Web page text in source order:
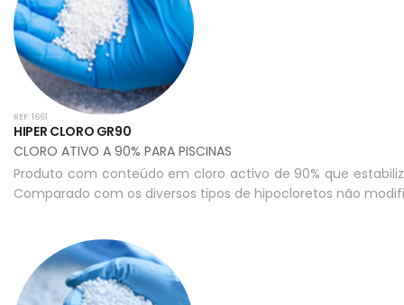
REF: 1661
HIPER CLORO GR90
CLORO ATIVO A 90% PARA PISCINAS
Produto com conteúdo em cloro activo de 90% que
Comparado com os diversos tipos de hipocloretos não